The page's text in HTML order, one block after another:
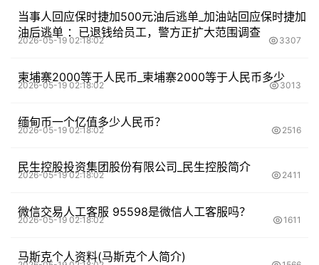
当事人回应保时捷加500元油后逃单_加油站回应保时捷加
油后逃单 ：已退钱给员工，警方正扩大范围调查
2026-05-19 02:18:02 3307
柬埔寨2000等于人民币_柬埔寨2000等于人民币多少
2026-05-19 02:18:02 3013
缅甸币一个亿值多少人民币？
2026-05-19 02:18:02 2516
民生控股投资集团股份有限公司_民生控股简介
2026-05-19 02:18:02 2411
微信交易人工客服 95598是微信人工客服吗？
2026-05-19 02:18:02 1611
马斯克个人资料(马斯克个人简介)